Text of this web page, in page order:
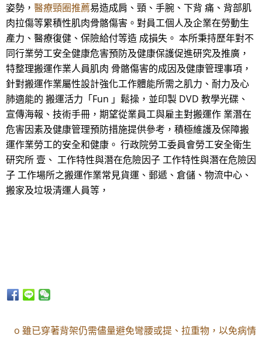
姿勢， 醫療頸圈推薦易造成肩、頸、手腕、下背 痛、背部肌
肉拉傷等累積性肌肉骨骼傷害。對員工個人及企業在勞動生
產力、醫療復健、保險給付等造 成損失。 本所秉持歷年對不
同行業勞工安全健康危害預防及健康保護促進研究及推廣，
特整理搬運作業人員肌肉 骨骼傷害的成因及健康管理事項，
針對搬運作業屬性設計強化工作體能所需之肌力、耐力及心
肺適能的 搬運活力「Fun 」鬆操，並印製 DVD 教學光碟、
宣傳海報、技術手冊，期望從業員工與雇主對搬運作 業潛在
危害因素及健康管理預防措施提供參考，積極維護及保障搬
運作業勞工的安全和健康。 行政院勞工委員會勞工安全衛生
研究所 壹、 工作特性與潛在危險因子 工作特性與潛在危險因
子 工作場所之搬運作業常見貨運、郵遞、倉儲、物流中心、
搬家及垃圾清運人員等，
o 雖已穿著背架仍需儘量避免彎腰或提、拉重物，以免病情